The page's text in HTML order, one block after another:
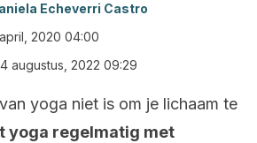
Echeverri Castro
2020 04:00
augustus, 2022 09:29
yoga niet is om je lichaam te
yoga regelmatig met